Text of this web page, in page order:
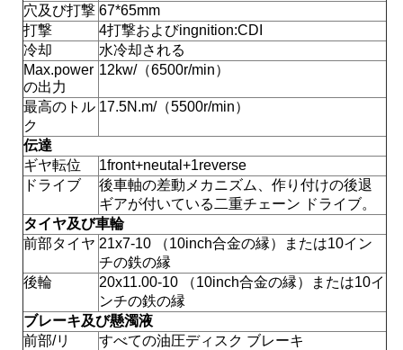
引
用
を
要
求
し
な
さ
い
穴及び打撃 67*65mm
打撃
4打撃およびingnition:CDI
冷却
水冷却される
Max.power
の出力
12kw/（6500r/min）
最高のトル
ク
17.5N.m/（5500r/min）
伝達
ギヤ転位
1front+neutal+1reverse
ドライブ
後車軸の差動メカニズム、作り付けの後退
ギアが付いている二重チェーン ドライブ。
タイヤ及び車輪
前部タイヤ 21x7-10 （10inch合金の縁）または10イン
チの鉄の縁
後輪
20x11.00-10 （10inch合金の縁）
または10イ
ンチの鉄の縁
ブレーキ及び懸濁液
前部/リ
すべての油圧ディスク ブレーキ